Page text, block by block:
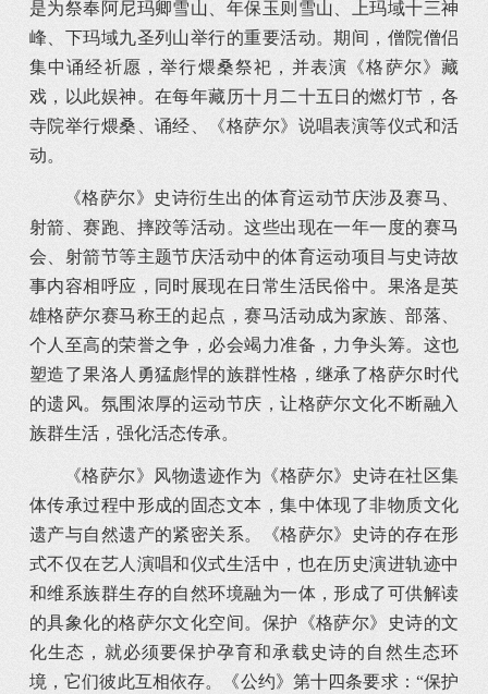
是为祭奉阿尼玛卿雪山、年保玉则雪山、上玛域十三神
峰、下玛域九圣列山举行的重要活动。期间，僧院僧侣
集中诵经祈愿，举行煨桑祭祀，并表演《格萨尔》藏
戏，以此娱神。在每年藏历十月二十五日的燃灯节，各
寺院举行煨桑、诵经、《格萨尔》说唱表演等仪式和活
动。
《格萨尔》史诗衍生出的体育运动节庆涉及赛马、
射箭、赛跑、摔跤等活动。这些出现在一年一度的赛马
会、射箭节等主题节庆活动中的体育运动项目与史诗故
事内容相呼应，同时展现在日常生活民俗中。果洛是英
雄格萨尔赛马称王的起点，赛马活动成为家族、部落、
个人至高的荣誉之争，必会竭力准备，力争头筹。这也
塑造了果洛人勇猛彪悍的族群性格，继承了格萨尔时代
的遗风。氛围浓厚的运动节庆，让格萨尔文化不断融入
族群生活，强化活态传承。
《格萨尔》风物遗迹作为《格萨尔》史诗在社区集
体传承过程中形成的固态文本，集中体现了非物质文化
遗产与自然遗产的紧密关系。《格萨尔》史诗的存在形
式不仅在艺人演唱和仪式生活中，也在历史演进轨迹中
和维系族群生存的自然环境融为一体，形成了可供解读
的具象化的格萨尔文化空间。保护《格萨尔》史诗的文
化生态，就必须要保护孕育和承载史诗的自然生态环
境，它们彼此互相依存。《公约》第十四条要求：“保护